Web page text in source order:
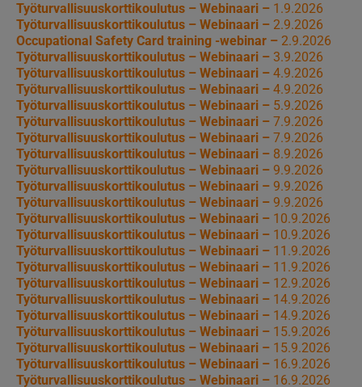
Työturvallisuuskorttikoulutus – Webinaari – 1.9.2026
Työturvallisuuskorttikoulutus – Webinaari – 2.9.2026
Occupational Safety Card training -webinar – 2.9.2026
Työturvallisuuskorttikoulutus – Webinaari – 3.9.2026
Työturvallisuuskorttikoulutus – Webinaari – 4.9.2026
Työturvallisuuskorttikoulutus – Webinaari – 4.9.2026
Työturvallisuuskorttikoulutus – Webinaari – 5.9.2026
Työturvallisuuskorttikoulutus – Webinaari – 7.9.2026
Työturvallisuuskorttikoulutus – Webinaari – 7.9.2026
Työturvallisuuskorttikoulutus – Webinaari – 8.9.2026
Työturvallisuuskorttikoulutus – Webinaari – 9.9.2026
Työturvallisuuskorttikoulutus – Webinaari – 9.9.2026
Työturvallisuuskorttikoulutus – Webinaari – 9.9.2026
Työturvallisuuskorttikoulutus – Webinaari – 10.9.2026
Työturvallisuuskorttikoulutus – Webinaari – 10.9.2026
Työturvallisuuskorttikoulutus – Webinaari – 11.9.2026
Työturvallisuuskorttikoulutus – Webinaari – 11.9.2026
Työturvallisuuskorttikoulutus – Webinaari – 12.9.2026
Työturvallisuuskorttikoulutus – Webinaari – 14.9.2026
Työturvallisuuskorttikoulutus – Webinaari – 14.9.2026
Työturvallisuuskorttikoulutus – Webinaari – 15.9.2026
Työturvallisuuskorttikoulutus – Webinaari – 15.9.2026
Työturvallisuuskorttikoulutus – Webinaari – 16.9.2026
Työturvallisuuskorttikoulutus – Webinaari – 16.9.2026